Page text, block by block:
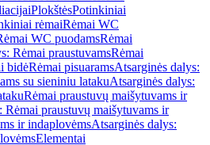
PlokštėsPotinkiniai
rėmaiRėmai WC
WC puodamsRėmai
Rėmai praustuvamsRėmai
bidėRėmai pisuaramsAtsarginės dalys:
su sieniniu latakuAtsarginės dalys:
Rėmai praustuvų maišytuvams ir
Rėmai praustuvų maišytuvams ir
ir indaplovėmsAtsarginės dalys:
Elementai